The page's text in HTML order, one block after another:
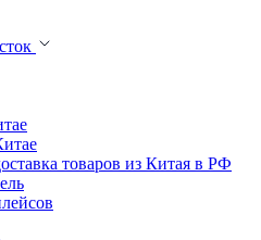
товаров из Китая в РФ